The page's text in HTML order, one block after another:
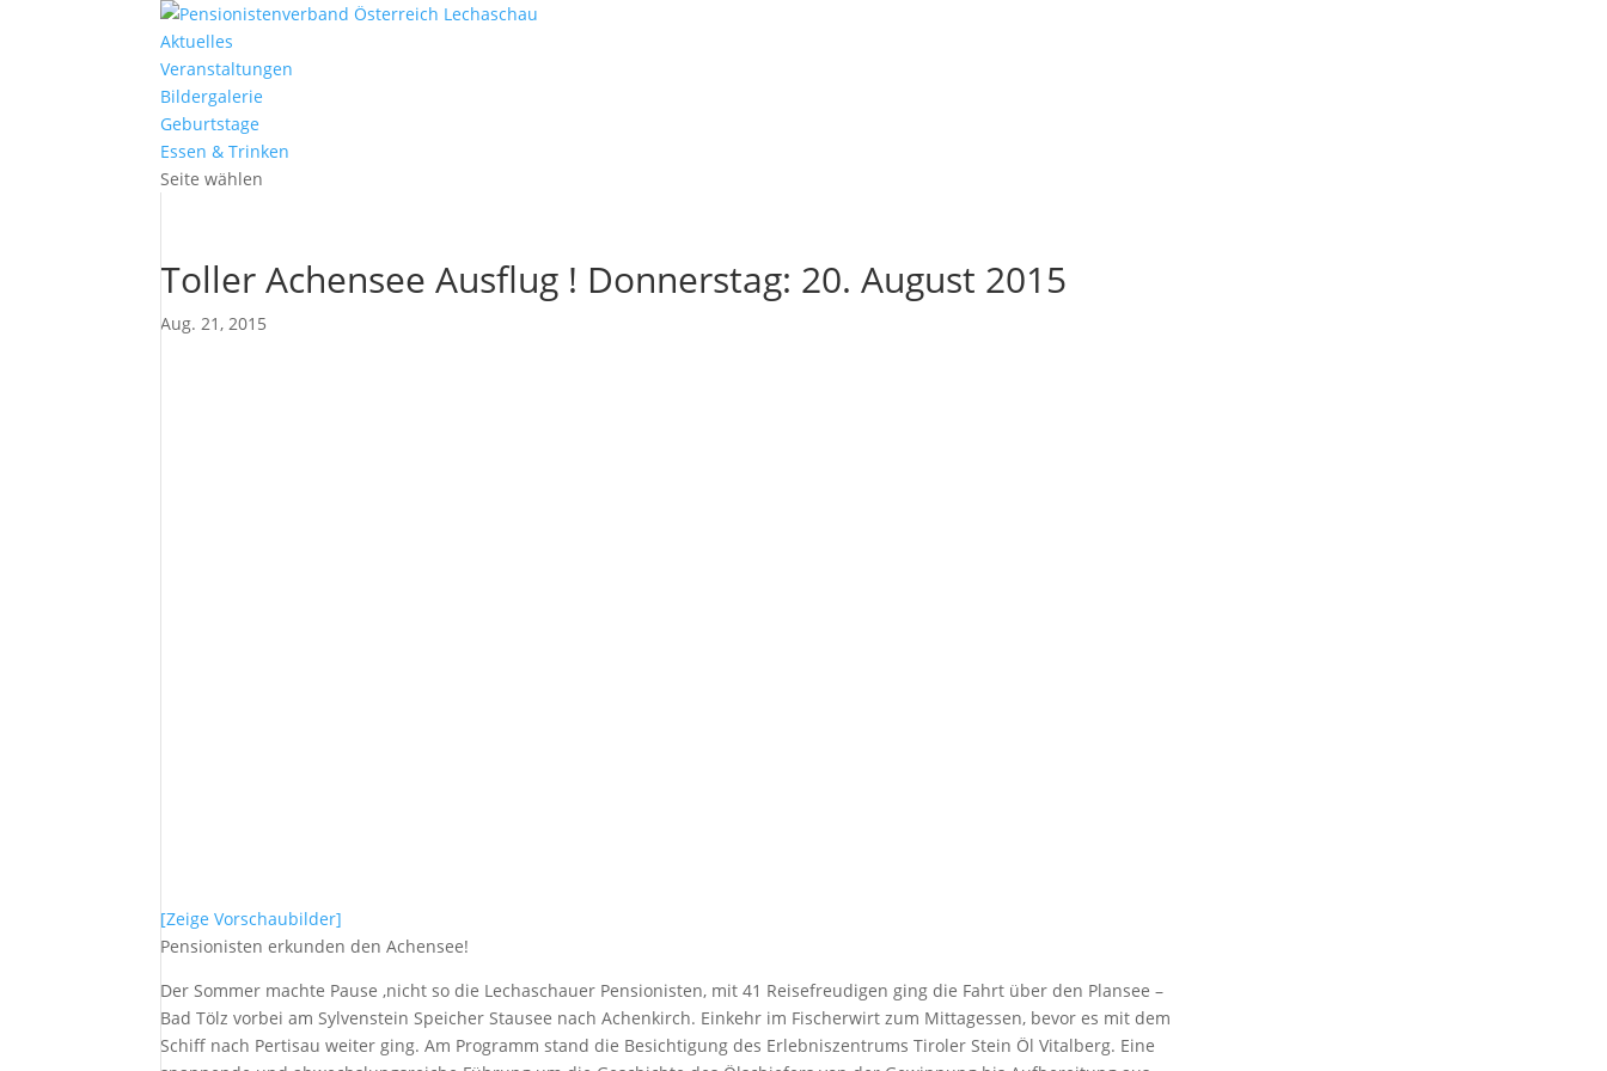
Aktuelles
Veranstaltungen
Bildergalerie
Geburtstage
Essen & Trinken
Seite wählen
Toller Achensee Ausflug ! Donnerstag: 20. August 2015
Aug. 21, 2015
[Zeige Vorschaubilder]
Pensionisten erkunden den Achensee!
Der Sommer machte Pause ,nicht so die Lechaschauer Pensionisten, mit 41 Reisefreudigen ging die Fahrt über den Plansee –
Bad Tölz vorbei am Sylvenstein Speicher Stausee nach Achenkirch. Einkehr im Fischerwirt zum Mittagessen, bevor es mit dem
Schiff nach Pertisau weiter ging. Am Programm stand die Besichtigung des Erlebniszentrums Tiroler Stein Öl Vitalberg. Eine